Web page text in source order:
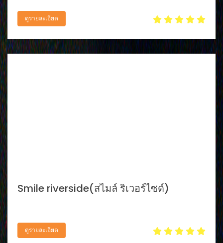
ดูรายละเอียด
Smile riverside(สไมล์ ริเวอร์ไซด์)
ดูรายละเอียด